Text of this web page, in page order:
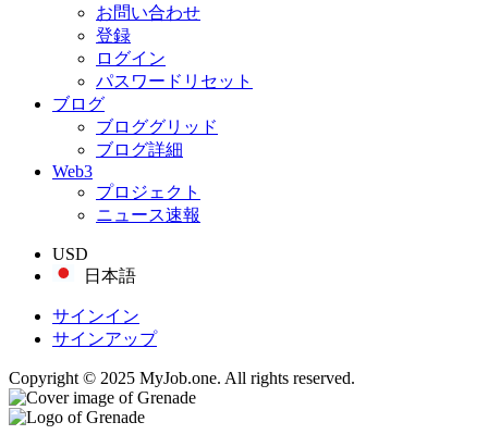
お問い合わせ
登録
ログイン
パスワードリセット
ブログ
ブロググリッド
ブログ詳細
Web3
プロジェクト
ニュース速報
USD
日本語
サインイン
サインアップ
Copyright © 2025 MyJob.one. All rights reserved.